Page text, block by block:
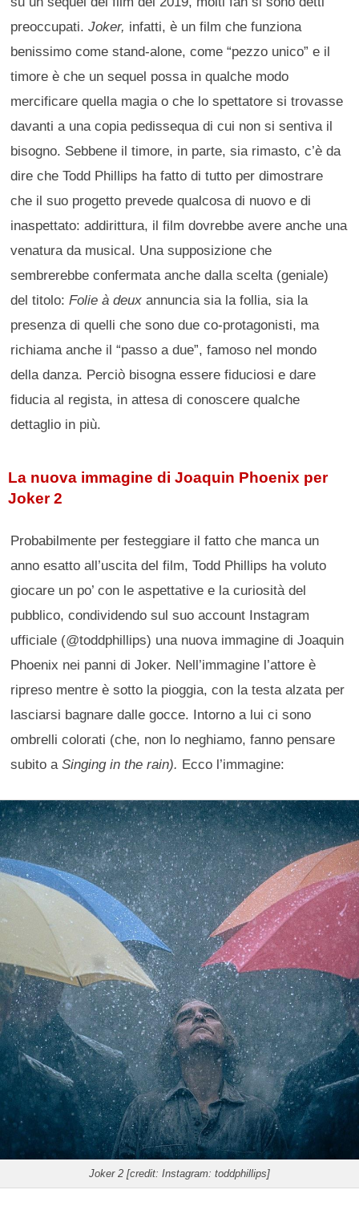
preoccupati.Joker, infatti, è un film che funziona
benissimo come stand-alone, come “pezzo unico” e il
timore è che un sequel possa in qualche modo
mercificare quella magia o che lo spettatore si trovasse
davanti a una copia pedissequa di cui non si sentiva il
bisogno. Sebbene il timore, in parte, sia rimasto, c’è da
dire che Todd Phillips ha fatto di tutto per dimostrare
che il suo progetto prevede qualcosa di nuovo e di
inaspettato: addirittura, il film dovrebbe avere anche una
venatura da musical. Una supposizione che
sembrerebbe confermata anche dalla scelta (geniale)
del titolo:Folie à deuxannuncia sia la follia, sia la
presenza di quelli che sono due co-protagonisti, ma
richiama anche il “passo a due”, famoso nel mondo
della danza. Perciò bisogna essere fiduciosi e dare
fiducia al regista, in attesa di conoscere qualche
dettaglio in più.
La nuova immagine di Joaquin Phoenix per
Joker 2
Probabilmente per festeggiare il fatto che manca un
anno esatto all’uscita del film, Todd Phillips ha voluto
giocare un po’ con le aspettative e la curiosità del
pubblico, condividendo sul suo account Instagram
ufficiale (@toddphillips) una nuova immagine di Joaquin
Phoenix nei panni di Joker. Nell’immagine l’attore è
ripreso mentre è sotto la pioggia, con la testa alzata per
lasciarsi bagnare dalle gocce. Intorno a lui ci sono
ombrelli colorati (che, non lo neghiamo, fanno pensare
subito aSinging in the rain). Ecco l’immagine:
Joker 2 [credit: Instagram: toddphillips]